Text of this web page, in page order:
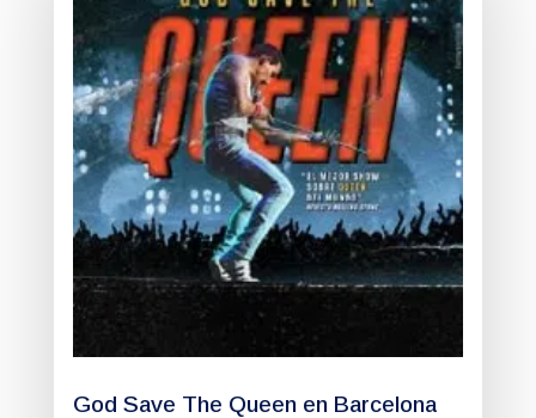
God Save The Queen en Barcelona